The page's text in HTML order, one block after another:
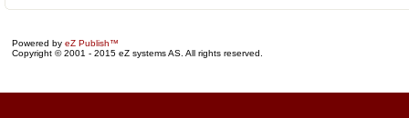
Powered by eZ Publish™
Copyright © 2001 - 2015 eZ systems AS. All rights reserved.